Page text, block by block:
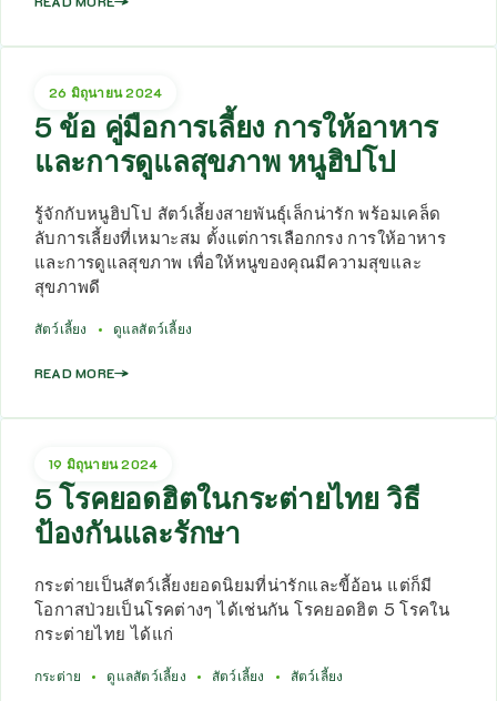
26 มิถุนายน 2024
5 ข้อ คู่มือการเลี้ยง การให้อาหาร
และการดูแลสุขภาพ หนูฮิปโป
รู้จักกับหนูฮิปโป สัตว์เลี้ยงสายพันธุ์เล็กน่ารัก พร้อมเคล็ด
ลับการเลี้ยงที่เหมาะสม ตั้งแต่การเลือกกรง การให้อาหาร
และการดูแลสุขภาพ เพื่อให้หนูของคุณมีความสุขและ
สุขภาพดี
สัตว์เลี้ยง ดูแลสัตว์เลี้ยง
READ MORE
19 มิถุนายน 2024
5 โรคยอดฮิตในกระต่ายไทย วิธี
ป้องกันและรักษา
กระต่ายเป็นสัตว์เลี้ยงยอดนิยมที่น่ารักและขี้อ้อน แต่ก็มี
โอกาสป่วยเป็นโรคต่างๆ ได้เช่นกัน โรคยอดฮิต 5 โรคใน
กระต่ายไทย ได้แก่
กระต่าย ดูแลสัตว์เลี้ยง สัตว์เลี้ยง สัตว์เลี้ยง